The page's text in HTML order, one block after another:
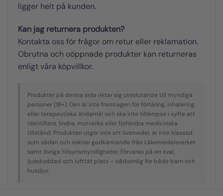
ligger helt på kunden.
Kan jag returnera produkten?
Kontakta oss för frågor om retur eller reklamation.
Obrutna och oöppnade produkter kan returneras
enligt våra köpvillkor.
Produkter på denna sida riktar sig uteslutande till myndiga
personer (18+). Den är inte framtagen för förtäring, inhalering
eller terapeutiska ändamål och ska inte tillämpas i syfte att
identifiera, lindra, motverka eller förhindra medicinska
tillstånd. Produkten utgör inte ett livsmedel, är inte klassad
som sådan och saknar godkännande från Läkemedelsverket
samt övriga tillsynsmyndigheter. Förvaras på en sval,
ljusskyddad och lufttät plats – oåtkomlig för både barn och
husdjur.